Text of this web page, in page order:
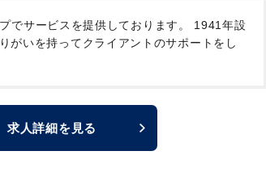
でサービスを提供しております。
1941年設
がいを持ってクライアントのサポートをし
求人詳細を見る